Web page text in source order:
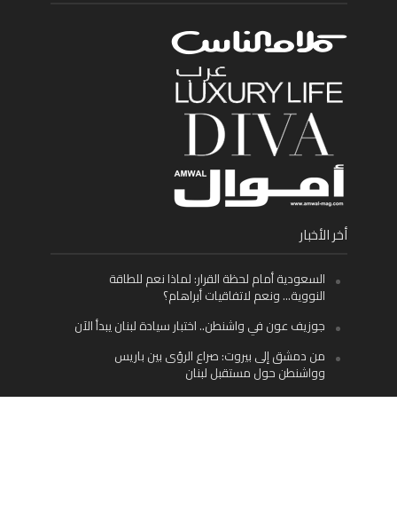
أخر الأخبار
السعودية أمام لحظة القرار: لماذا نعم للطاقة
النووية… ونعم لاتفاقيات أبراهام؟
جوزيف عون في واشنطن.. اختبار سيادة لبنان يبدأ الآن
من دمشق إلى بيروت: صراع الرؤى بين باريس
وواشنطن حول مستقبل لبنان
اليسار اللبناني «اليقظ» وسيادة الدولة: لماذا يُعدّ نزع